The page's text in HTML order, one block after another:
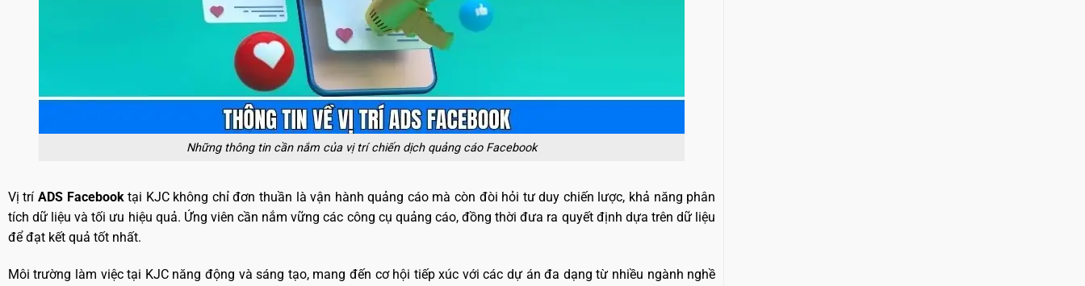
Những thông tin cần nắm của vị trí chiến dịch quảng cáo Facebook
Vị trí ADS Facebooktại KJC không chỉ đơn thuần là vận hành quảng cáo mà còn đòi hỏi tư duy chiến lược, khả năng phân
tích dữ liệu và tối ưu hiệu quả. Ứng viên cần nắm vững các công cụ quảng cáo, đồng thời đưa ra quyết định dựa trên dữ liệu
để đạt kết quả tốt nhất.
Môi trường làm việc tại KJC năng động và sáng tạo, mang đến cơ hội tiếp xúc với các dự án đa dạng từ nhiều ngành nghề